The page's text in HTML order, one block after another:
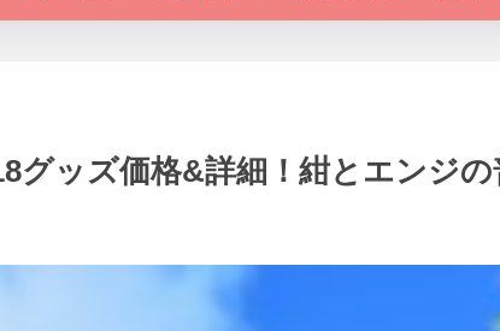
グッズ価格&詳細！紺とエンジ